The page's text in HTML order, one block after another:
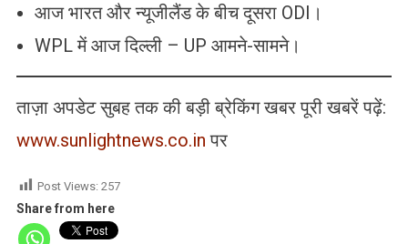
आज भारत और न्यूजीलैंड के बीच दूसरा ODI।
WPL में आज दिल्ली – UP आमने-सामने।
ताज़ा अपडेट सुबह तक की बड़ी ब्रेकिंग खबर पूरी खबरें पढ़ें:
www.sunlightnews.co.in पर
Post Views: 257
Share from here